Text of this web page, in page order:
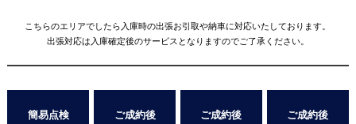
こちらのエリアでしたら入庫時の出張お引取や納車に対応いたしております。
出張対応は入庫確定後のサービスとなりますのでご了承ください。
簡易点検
ご成約後
ご成約後
ご成約後